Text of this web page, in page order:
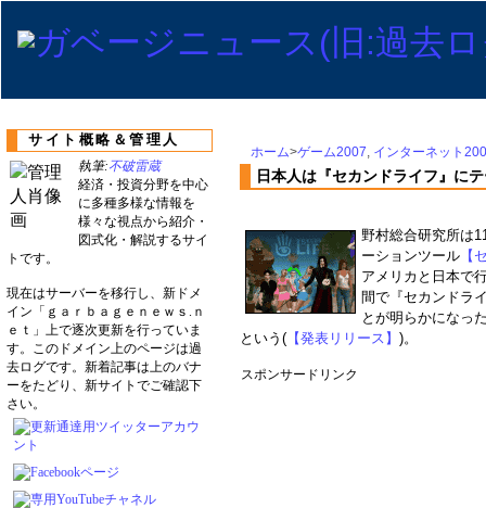
ホーム>ゲーム2007, インターネット
日本人は『セカンドライフ』に
野村総合研究所は
ーションツール 【
アメリカと日本で
間で『セカンドラ
とが明らかになっ
という( 【発表リリース】 )。
スポンサードリンク
サイト概略＆管理人
執筆:不破雷蔵
経済・投資分野を中心
に多種多様な情報を
様々な視点から紹介・
図式化・解説するサイ
トです。
現在はサーバーを移行し、新ドメ
イン「ｇａｒｂａｇｅｎｅｗｓ.ｎ
ｅｔ」上で逐次更新を行っていま
す。このドメイン上のページは過
去ログです。新着記事は上のバナ
ーをたどり、新サイトでご確認下
さい。